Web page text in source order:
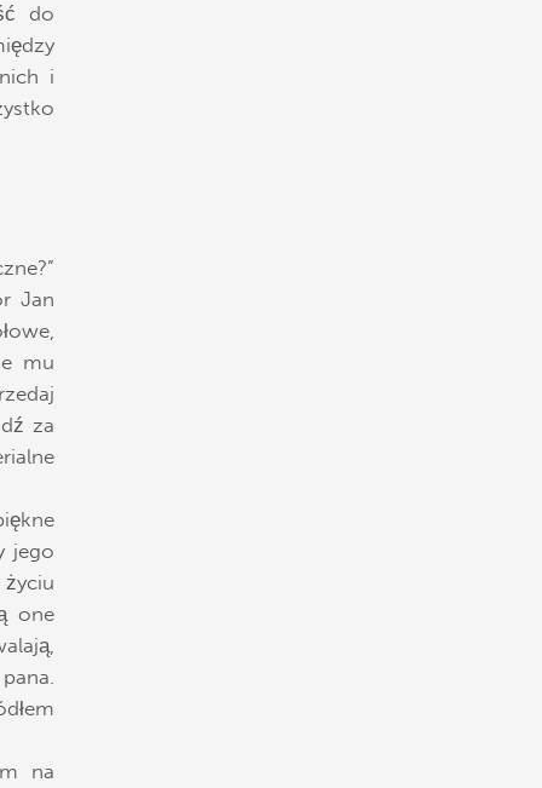
do
i
Jan
mu
za
jego
one
na